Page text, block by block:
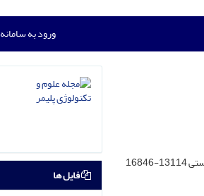
ورود به سامانه
فایل ها